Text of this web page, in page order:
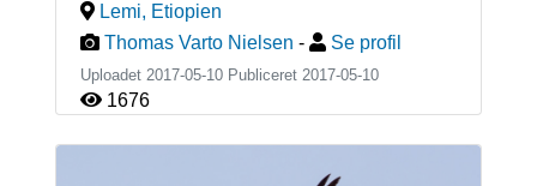
Lemi, Etiopien
Thomas Varto Nielsen - Se profil
Uploadet 2017-05-10 Publiceret 2017-05-10
1676